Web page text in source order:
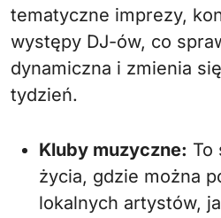
tematyczne imprezy,
występy DJ-ów, co
dynamiczna i zmienia
tydzień.
Kluby muzyczne: To
życia, gdzie można
lokalnych artystów,